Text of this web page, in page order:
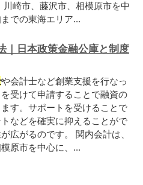
崎市、藤沢市、相模原市を中
での東海エリア...
｜日本政策金融公庫と制度
や会計士など創業支援を行なっ
受けて申請することで融資の
す。サポートを受けることで
などを確実に抑えることがで
広がるのです。 関内会計は、
原市を中心に、...